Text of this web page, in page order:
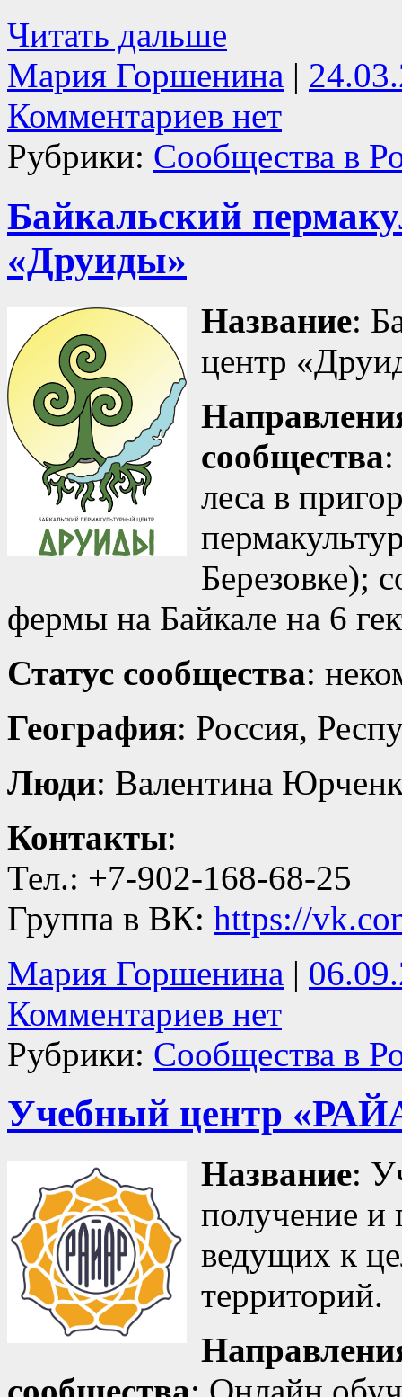
Читать дальше
Мария Горшенина |
Комментариев нет
Рубрики: Сообщества в
Байкальский
«Друиды»
Название:
центр
сообщества
леса в
Березовке);
фермы на Байкале на 6
Статус сообщества:
География: Россия,
Люди: Валентина
Контакты:
Тел.: +7-902-168-68-25
Группа в ВК: https://
Мария Горшенина |
Комментариев нет
Рубрики: Сообщества в
Учебный центр
Название:
получение и
ведущих к
территорий.